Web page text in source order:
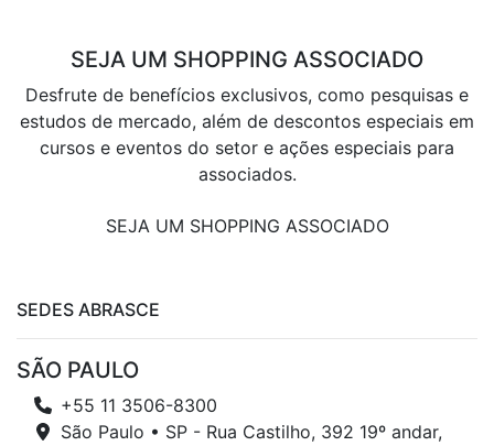
SEJA UM SHOPPING ASSOCIADO
Desfrute de benefícios exclusivos, como pesquisas e
estudos de mercado, além de descontos especiais em
cursos e eventos do setor e ações especiais para
associados.
SEJA UM SHOPPING ASSOCIADO
SEDES ABRASCE
SÃO PAULO
+55 11 3506-8300
São Paulo • SP - Rua Castilho, 392 19º andar,